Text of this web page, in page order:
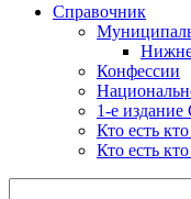
Справочник
Конфессии
1-е издание
Кто есть
Кто есть